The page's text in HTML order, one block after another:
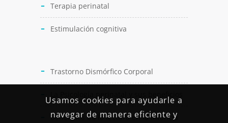
Terapia perinatal
Estimulación cognitiva
Trastorno Dismórfico Corporal
La Psicología perinatal y sus beneficios
Beneficios de la lectura en la infancia
Usamos cookies para ayudarle a
navegar de manera eficiente y